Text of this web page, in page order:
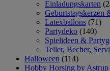
Einladungskarten
Geburtstagskerzen
Latexballons (71)
Partydeko (140)
Spielideen &
Teller, Becher,
Halloween (114)
Hobby Horsing by Astrup